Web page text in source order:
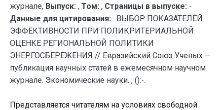
журнале, Выпуск: , Том: , Страницы в выпуске: -
Данные для цитирования: . ВЫБОР ПОКАЗАТЕЛЕЙ
ЭФФЕКТИВНОСТИ ПРИ ПОЛИКРИТЕРИАЛЬНОЙ
ОЦЕНКЕ РЕГИОНАЛЬНОЙ ПОЛИТИКИ
ЭНЕРГОСБЕРЕЖЕНИЯ // Евразийский Союз Ученых —
публикация научных статей в ежемесячном научном
журнале. Экономические науки. ; ():-.
Представляется читателям на условиях свободной